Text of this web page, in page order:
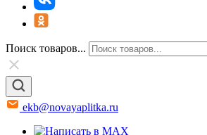
Поиск товаров...
ekb@novayaplitka.ru